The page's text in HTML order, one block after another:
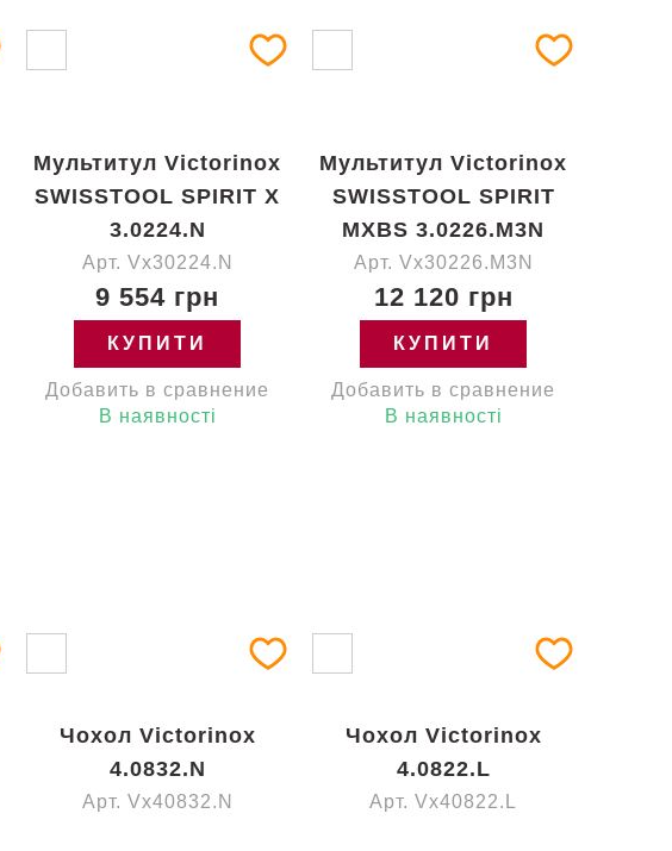
Мультитул Victorinox
SWISSTOOL SPIRIT X
3.0224.N
Арт. Vx30224.N
9 554 грн
КУПИТИ
Добавить в сравнение
В наявності
Мультитул Victorinox
SWISSTOOL SPIRIT
MXBS 3.0226.M3N
Арт. Vx30226.M3N
12 120 грн
КУПИТИ
Добавить в сравнение
В наявності
Чохол Victorinox
4.0832.N
Арт. Vx40832.N
Чохол Victorinox
4.0822.L
Арт. Vx40822.L